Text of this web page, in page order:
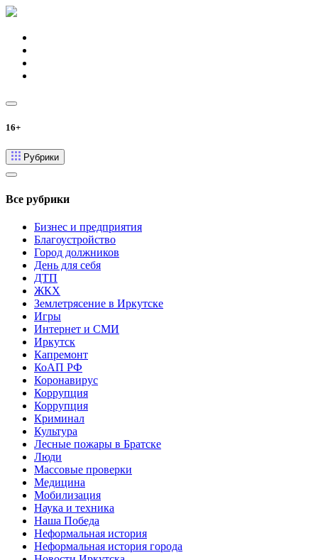
16+
Рубрики
Все рубрики
Бизнес и предприятия
Благоустройство
Город должников
День для себя
ДТП
ЖКХ
Землетрясение в Иркутске
Игры
Интернет и СМИ
Иркутск
Капремонт
КоАП РФ
Коронавирус
Коррупция
Коррупция
Криминал
Культура
Лесные пожары в Братске
Люди
Массовые проверки
Медицина
Мобилизация
Наука и техника
Наша Победа
Неформальная история
Неформальная история города